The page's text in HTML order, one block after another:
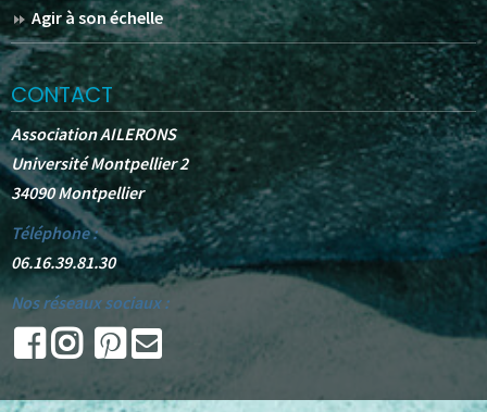
Agir à son échelle
CONTACT
Association AILERONS
Université Montpellier 2
34090 Montpellier
Téléphone :
06.16.39.81.30
Nos réseaux sociaux :